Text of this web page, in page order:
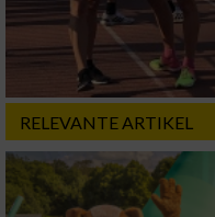
RELEVANTE ARTIKEL